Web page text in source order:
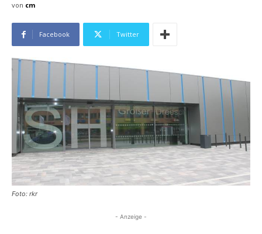
von cm
Facebook Twitter
Foto: rkr
- Anzeige -